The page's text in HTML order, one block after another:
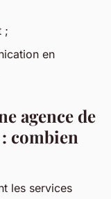
;
en
agence de
combien
les services